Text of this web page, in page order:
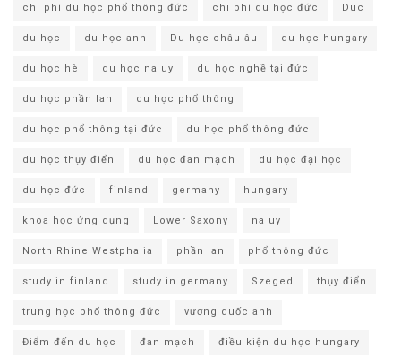
chi phí du học phổ thông đức chi phí du học đức Duc
du học du học anh Du học châu âu du học hungary
du học hè du học na uy du học nghề tại đức
du học phần lan du học phổ thông
du học phổ thông tại đức du học phổ thông đức
du học thụy điển du học đan mạch du học đại học
du học đức finland germany hungary
khoa học ứng dụng Lower Saxony na uy
North Rhine Westphalia phần lan phổ thông đức
study in finland study in germany Szeged thụy điển
trung học phổ thông đức vương quốc anh
Điểm đến du học đan mạch điều kiện du học hungary